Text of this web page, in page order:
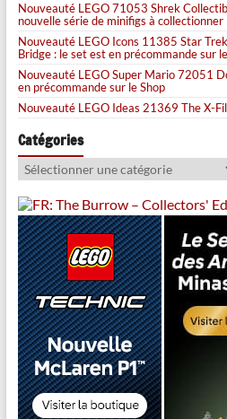
Nouveauté LEGO 71053 Shrek
nouvelle série de minifigs à collectionner
Nouveauté LEGO Icons 11385 Star
Bridge : le set est en précommande sur
Nouveauté LEGO Super Mario 72051
en précommande sur le Shop
Nouveauté LEGO Ideas 21369 The X-
Catégories
Catégories